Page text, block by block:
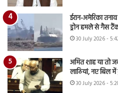
ईरान-अमेरिका
ड्रोन हमले से गैस
30 July 2026 -
अमित शाह या तो
लाठियां, नए बिल
30 July 2026 -